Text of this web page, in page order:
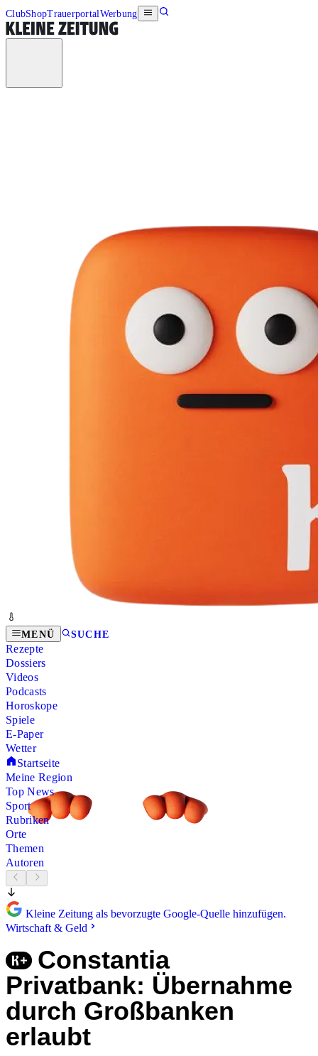
ClubShopTrauerportalWerbung
MENÜ SUCHE
Rezepte
Dossiers
Videos
Podcasts
Horoskope
Spiele
E-Paper
Wetter
Startseite
Meine Region
Top News
Sport
Rubriken
Orte
Themen
Autoren
Kleine Zeitung als bevorzugte Google-Quelle hinzufügen.
Wirtschaft & Geld
Constantia
Privatbank: Übernahme
durch Großbanken
erlaubt